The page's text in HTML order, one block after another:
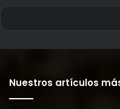
Nuestros artículos